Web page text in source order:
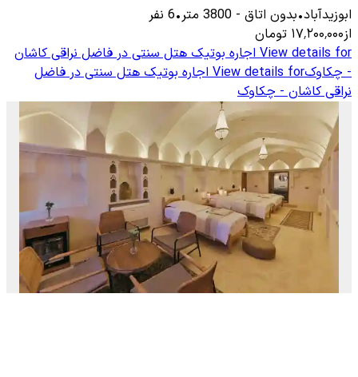
ابوزیدآباد•بدون اتاق -
3800 متر•
6 نفر
از۱۷٬۲۰۰٬۰۰۰ تومان
View details for اجاره بوتیک هتل سنتی در فاضل نراقی کاشان
- چکاوکView details for اجاره بوتیک هتل سنتی در فاضل
نراقی کاشان - چکاوک